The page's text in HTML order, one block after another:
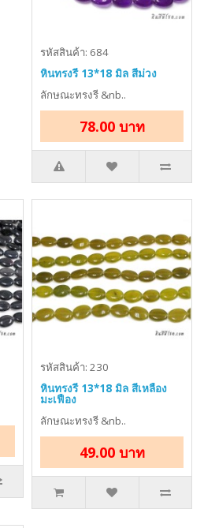
รหัสสินค้า: 684
หินทรงรี 13*18 มิล สีม่วง
ลักษณะทรงรี &nb..
78.00 บาท
รหัสสินค้า: 230
หินทรงรี 13*18 มิล สีเหลือง
มะเฟือง
ลักษณะทรงรี &nb..
49.00 บาท